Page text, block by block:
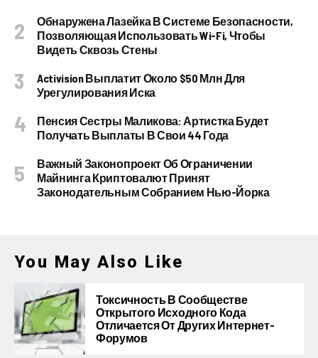
Обнаружена Лазейка В Системе Безопасности,
Позволяющая Использовать Wi-Fi, Чтобы
Видеть Сквозь Стены
Activision Выплатит Около $50 Млн Для
Урегулирования Иска
Пенсия Сестры Маликова: Артистка Будет
Получать Выплаты В Свои 44 Года
Важный Законопроект Об Ограничении
Майнинга Криптовалют Принят
Законодательным Собранием Нью-Йорка
You May Also Like
Токсичность В Сообществе
Открытого Исходного Кода
Отличается От Других Интернет-
Форумов